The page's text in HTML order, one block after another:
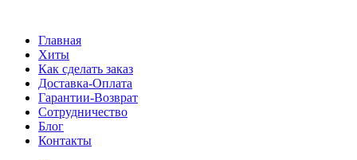
Главная
Хиты
Как сделать заказ
Доставка-Оплата
Гарантии-Возврат
Сотрудничество
Блог
Контакты